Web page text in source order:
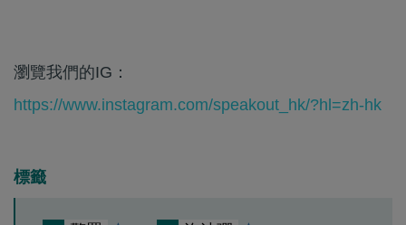
瀏覽我們的IG：
https://www.instagram.com/speakout_hk/?hl=zh-hk
標籤